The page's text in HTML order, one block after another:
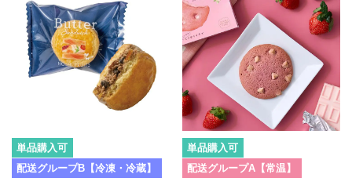
単品購入可
配送グループB【冷凍・冷蔵】
単品購入可
配送グループA【常温】